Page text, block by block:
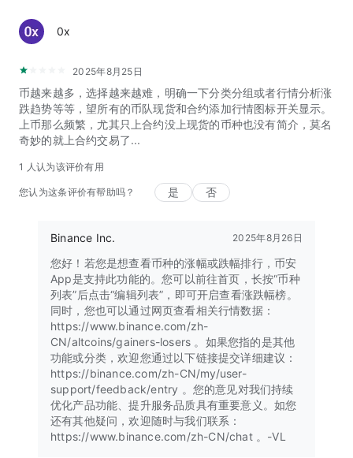
0x
2025年8月25日
币越来越多，选择越来越难，明确一下分类分组或者行情分析涨
跌趋势等等，望所有的币队现货和合约添加行情图标开关显示。
上币那么频繁，尤其只上合约没上现货的币种也没有简介，莫名
奇妙的就上合约交易了...
1 人认为该评价有用
您认为这条评价有帮助吗？ 是 否
Binance Inc. 2025年8月26日
您好！若您是想查看币种的涨幅或跌幅排行，币安
App是支持此功能的。您可以前往首页，长按“币种
列表”后点击“编辑列表”，即可开启查看涨跌幅榜。
同时，您也可以通过网页查看相关行情数据：
https://www.binance.com/zh-
CN/altcoins/gainers-losers 。如果您指的是其他
功能或分类，欢迎您通过以下链接提交详细建议：
https://binance.com/zh-CN/my/user-
support/feedback/entry 。您的意见对我们持续
优化产品功能、提升服务品质具有重要意义。如您
还有其他疑问，欢迎随时与我们联系：
https://www.binance.com/zh-CN/chat 。-VL